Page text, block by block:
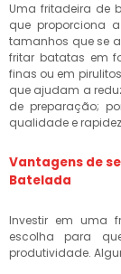
Uma fritadeira de
que proporciona
tamanhos que se
fritar batatas em
finas ou em
que ajudam a
de preparação;
qualidade e
Vantagens de
Batelada
Investir em uma
escolha para
produtividade.